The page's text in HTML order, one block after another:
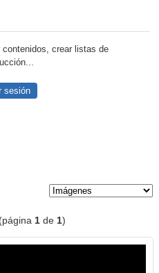
contenidos, crear listas de
sesión
1 de1)